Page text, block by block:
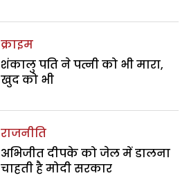
क्राइम
शंकालु पति ने पत्नी को भी मारा,
खुद को भी
राजनीति
अभिजीत दीपके को जेल में डालना
चाहती है मोदी सरकार